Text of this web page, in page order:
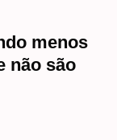
menos
não são